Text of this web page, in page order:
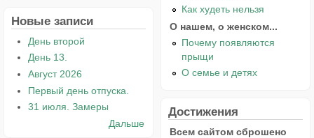
Новые записи
День второй
День 13.
Август 2026
Первый день отпуска.
31 июля. Замеры
Дальше
Как худеть нельзя
О нашем, о женском...
Почему появляются
прыщи
О семье и детях
Достижения
Всем сайтом сброшено